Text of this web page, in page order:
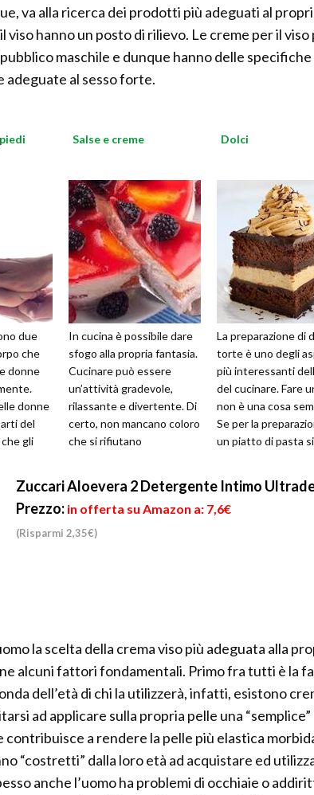
va alla ricerca dei prodotti più adeguati al
viso hanno un posto di rilievo. Le creme per il
maschile e dunque hanno delle
adeguate al sesso forte.
due
che
donne
donne
del
gli
Salse e creme
In cucina è possibile dare
sfogo alla propria fantasia.
Cucinare può essere
un’attività gradevole,
rilassante e divertente. Di
certo, non mancano coloro
che si rifiutano
Dolci
La preparazione di
torte è uno degli
più interessanti
del cucinare. Fare
non è una cosa
Se per la
un piatto di pasta
Zuccari Aloevera 2 Detergente Intimo
Prezzo: in offerta su Amazon a: 7,6€
(Risparmi 2,35€)
la scelta della crema viso più adeguata alla
alcuni fattori fondamentali. Primo fra tutti è la
dell’età di chi la utilizzerà, infatti, esistono
ad applicare sulla propria pelle una
a rendere la pelle più elastica
“costretti” dalla loro età ad acquistare ed
anche l’uomo ha problemi di occhiaie o